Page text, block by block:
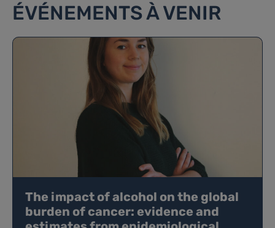
ÉVÉNEMENTS À VENIR
The impact of alcohol on the global
burden of cancer: evidence and